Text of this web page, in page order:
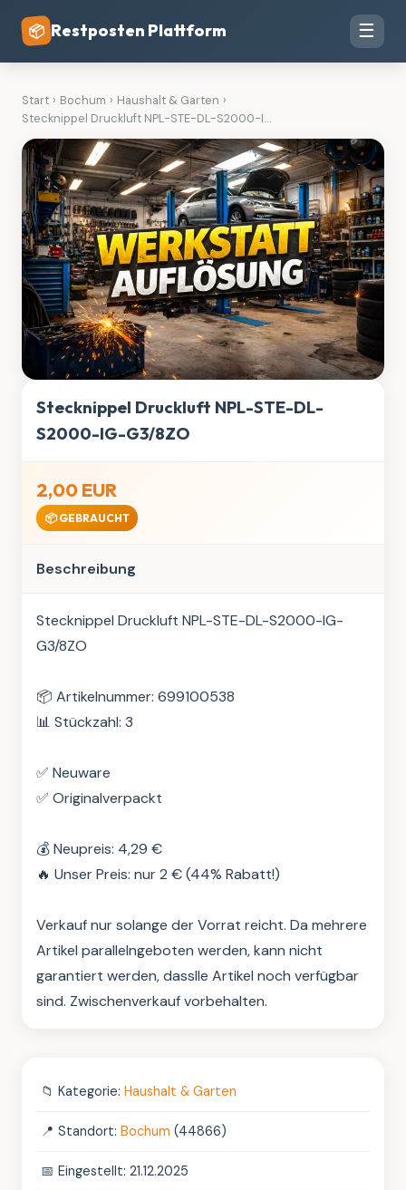
📦 Restposten Plattform ☰
Start › Bochum › Haushalt & Garten ›
Stecknippel Druckluft NPL-STE-DL-S2000-I...
Stecknippel Druckluft NPL-STE-DL-
S2000-IG-G3/8ZO
2,00 EUR
📦 GEBRAUCHT
Beschreibung
Stecknippel Druckluft NPL-STE-DL-S2000-IG-
G3/8ZO
📦 Artikelnummer: 699100538
📊 Stückzahl: 3
✅ Neuware
✅ Originalverpackt
💰 Neupreis: 4,29 €
🔥 Unser Preis: nur 2 € (44% Rabatt!)
Verkauf nur solange der Vorrat reicht. Da mehrere
Artikel parallelngeboten werden, kann nicht
garantiert werden, dasslle Artikel noch verfügbar
sind. Zwischenverkauf vorbehalten.
📁 Kategorie: Haushalt & Garten
📍 Standort: Bochum (44866)
📅 Eingestellt: 21.12.2025